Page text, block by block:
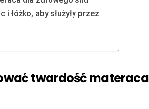
łóżko, aby służyły przez
twardość materaca